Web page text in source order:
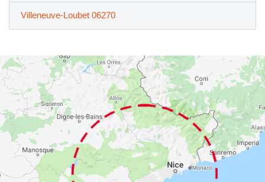
Villeneuve-Loubet 06270